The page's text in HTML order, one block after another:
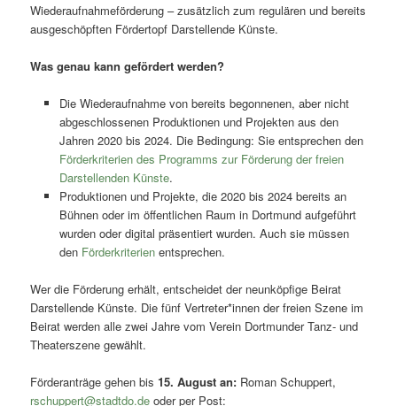
Wiederaufnahmeförderung – zusätzlich zum regulären und bereits
ausgeschöpften Fördertopf Darstellende Künste.
Was genau kann gefördert werden?
Die Wiederaufnahme von bereits begonnenen, aber nicht
abgeschlossenen Produktionen und Projekten aus den
Jahren 2020 bis 2024. Die Bedingung: Sie entsprechen den
Förderkriterien des Programms zur Förderung der freien
Darstellenden Künste.
Produktionen und Projekte, die 2020 bis 2024 bereits an
Bühnen oder im öffentlichen Raum in Dortmund aufgeführt
wurden oder digital präsentiert wurden. Auch sie müssen
den Förderkriterienentsprechen.
Wer die Förderung erhält, entscheidet der neunköpfige Beirat
Darstellende Künste. Die fünf Vertreter*innen der freien Szene im
Beirat werden alle zwei Jahre vom Verein Dortmunder Tanz- und
Theaterszene gewählt.
Förderanträge gehen bis15. August an: Roman Schuppert,
rschuppert@stadtdo.de oder per Post: